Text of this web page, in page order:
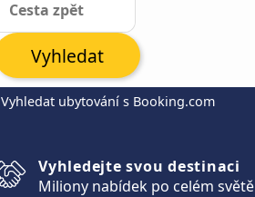
Vyhledat ubytování s Booking.com
Vyhledat
Vyhledejte svou destinaci
Miliony nabídek po celém světě